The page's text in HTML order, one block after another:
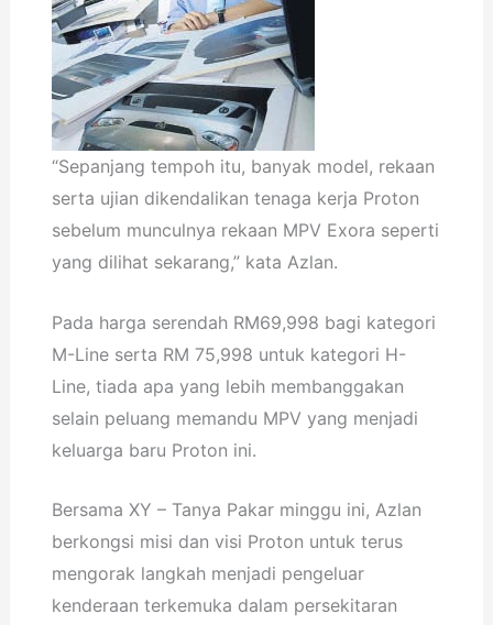
“Sepanjang tempoh itu, banyak model, rekaan
serta ujian dikendalikan tenaga kerja Proton
sebelum munculnya rekaan MPV Exora seperti
yang dilihat sekarang,” kata Azlan.
Pada harga serendah RM69,998 bagi kategori
M-Line serta RM 75,998 untuk kategori H-
Line, tiada apa yang lebih membanggakan
selain peluang memandu MPV yang menjadi
keluarga baru Proton ini.
Bersama XY – Tanya Pakar minggu ini, Azlan
berkongsi misi dan visi Proton untuk terus
mengorak langkah menjadi pengeluar
kenderaan terkemuka dalam persekitaran